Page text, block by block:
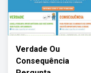
Verdade Ou
Consequência